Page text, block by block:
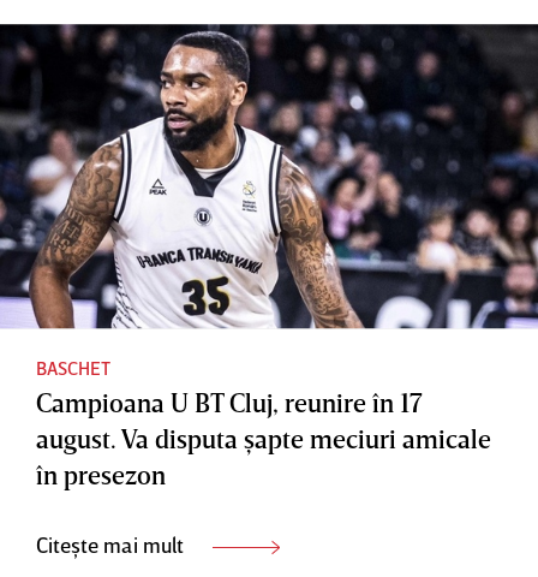
BASCHET
Campioana U BT Cluj, reunire în 17
august. Va disputa şapte meciuri amicale
în presezon
Citește mai mult